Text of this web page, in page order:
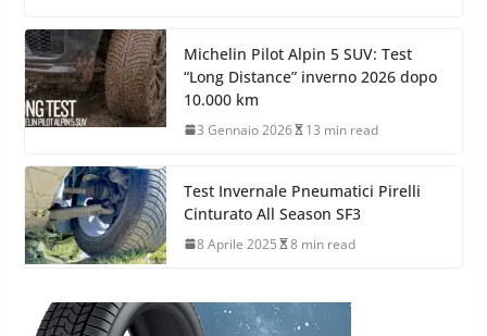
Michelin Pilot Alpin 5 SUV: Test
“Long Distance” inverno 2026 dopo
10.000 km
3 Gennaio 2026 13 min read
Test Invernale Pneumatici Pirelli
Cinturato All Season SF3
8 Aprile 2025 8 min read